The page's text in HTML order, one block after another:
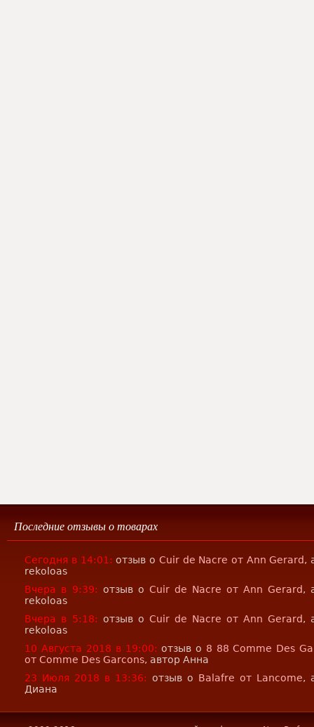
Последние отзывы о товарах
Сегодня в 14:01: отзыв о Cuir de Nacre от Ann Gerard,
rekoloas
Вчера в 9:39: отзыв о Cuir de Nacre от Ann Gerard,
rekoloas
Вчера в 5:18: отзыв о Cuir de Nacre от Ann Gerard,
rekoloas
10 Августа 2018 в 19:00: отзыв о 8 88 Comme Des
от Comme Des Garcons, автор Анна
23 Июля 2018 в 13:36: отзыв о Balafre от Lancome,
Диана